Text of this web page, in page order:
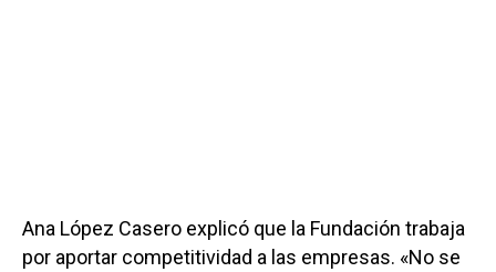
Ana López Casero explicó que la Fundación trabaja
por aportar competitividad a las empresas. «No se